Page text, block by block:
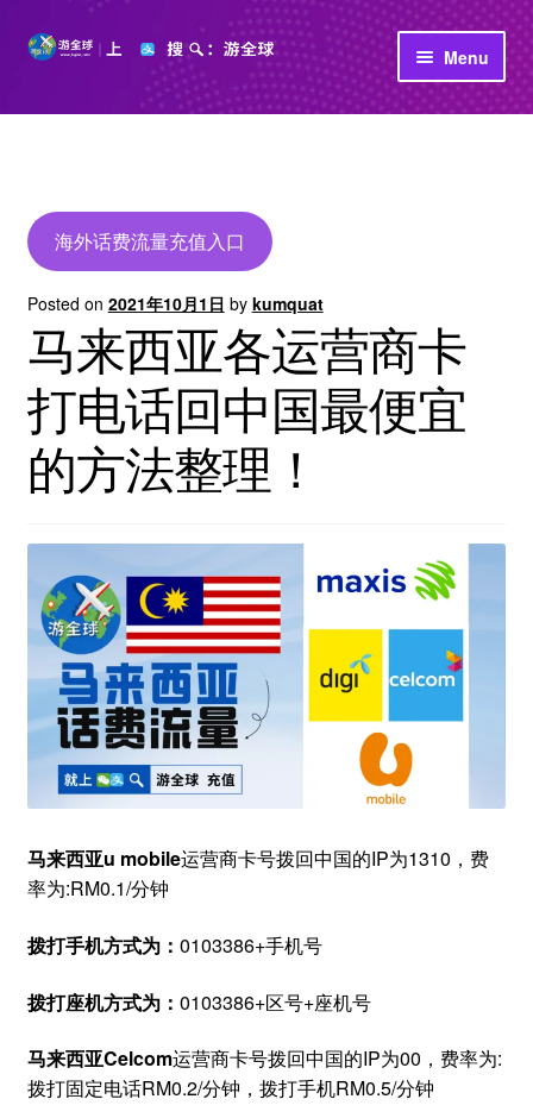
Skip
Skip
Menu
首页
公司介绍
海外话费流量充值入口
Posted on 2021年10月1日 by kumquat
马来西亚各运营商卡
打电话回中国最便宜
的方法整理！
马来西亚u mobile运营商卡号拨回中国的IP为1310，费
率为:RM0.1/分钟
拨打手机方式为： 0103386+手机号
拨打座机方式为： 0103386+区号+座机号
马来西亚Celcom运营商卡号拨回中国的IP为00，费率为:
拨打固定电话RM0.2/分钟，拨打手机RM0.5/分钟